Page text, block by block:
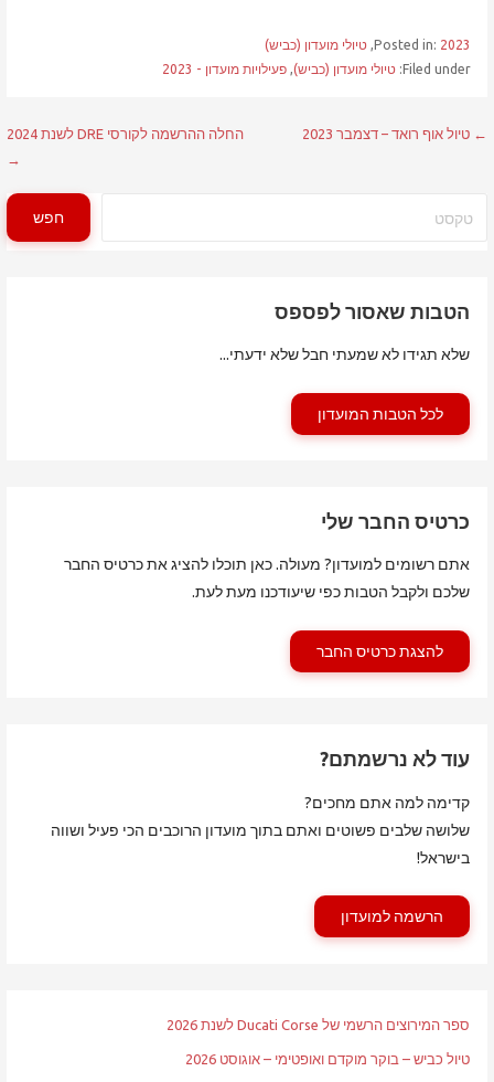
Posted in: 2023
, טיולי מועדון (כביש)
Filed under: טיולי מועדון (כביש), פעילויות מועדון - 2023
ניווט
← טיול אוף רואד – דצמבר 2023
החלה ההרשמה לקורסי DRE לשנת 2024
→
חפש
הטבות שאסור לפספס
שלא תגידו לא שמעתי חבל שלא ידעתי...
לכל הטבות המועדון
כרטיס החבר שלי
אתם רשומים למועדון? מעולה. כאן תוכלו להציג את כרטיס החבר
שלכם ולקבל הטבות כפי שיעודכנו מעת לעת.
להצגת כרטיס החבר
עוד לא נרשמתם?
קדימה למה אתם מחכים?
שלושה שלבים פשוטים ואתם בתוך מועדון הרוכבים הכי פעיל ושווה
בישראל!
הרשמה למועדון
ספר המירוצים הרשמי של Ducati Corse לשנת 2026
טיול כביש – בוקר מוקדם ואופטימי – אוגוסט 2026